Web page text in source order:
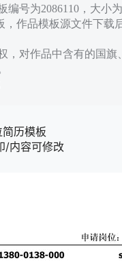
号为2086110，大小
作品模板源文件下载
，对作品中含有的国
历模板
/内容可修改